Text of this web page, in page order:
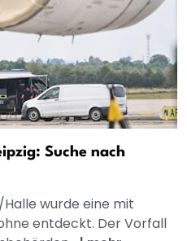
Suche nach
wurde eine mit
entdeckt. Der Vorfall